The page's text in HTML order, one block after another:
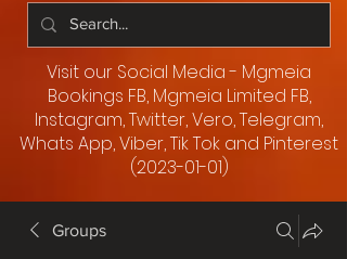
Visit our Social Media - Mgmeia
Bookings FB, Mgmeia Limited FB,
Instagram, Twitter, Vero, Telegram,
Whats App, Viber, Tik Tok and Pinterest
(2023-01-01)
Groups